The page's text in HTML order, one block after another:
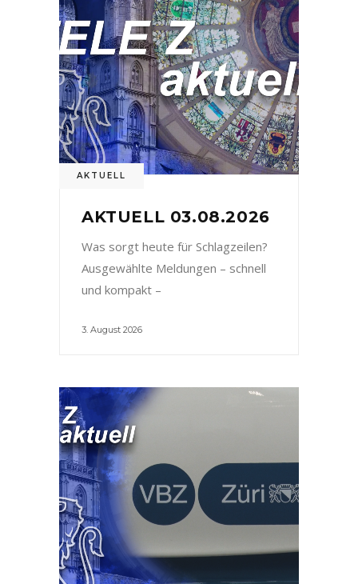
AKTUELL
AKTUELL 03.08.2026
Was sorgt heute für Schlagzeilen?
Ausgewählte Meldungen – schnell
und kompakt –
3. August 2026